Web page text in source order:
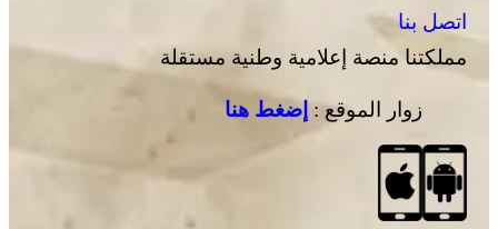
اتصل بنا
مملكتنا منصة إعلامية وطنية مستقلة
زوار الموقع : إضغط هنا